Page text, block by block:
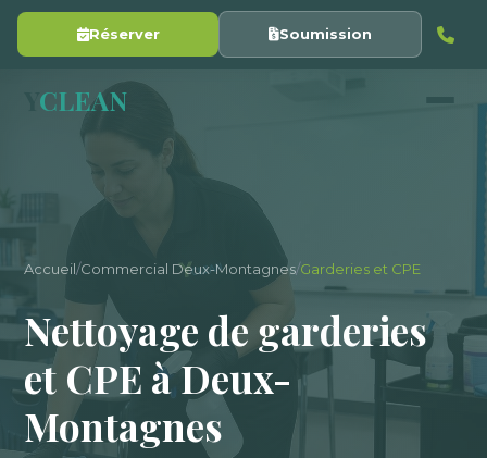
Réserver Soumission
CLEAN
Accueil/Commercial Deux-Montagnes/Garderies et CPE
Nettoyage de garderies
et CPE à Deux-
Montagnes